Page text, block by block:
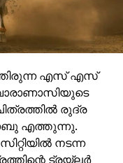
എസ് എസ്
രുദ്ര
എത്തുന്നു.
നടന്ന
ട്രയ്ലർ